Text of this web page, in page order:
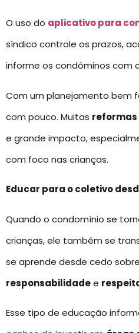
O uso do aplicativo para
síndico controle os prazos,
informe os condôminos com
Com um planejamento bem
com pouco. Muitas reformas
e grande impacto,
com foco nas crianças.
Educar para o coletivo
Quando o condomínio se
crianças, ele também se
se aprende desde cedo sobre
responsabilidadee
Esse tipo de educação